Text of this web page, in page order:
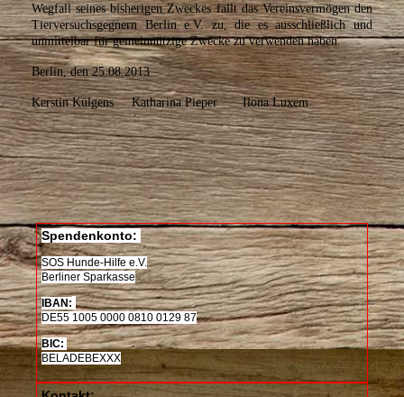
Wegfall seines bisherigen Zweckes fällt das Vereinsvermögen den
Tierversuchsgegnern Berlin e.V. zu, die es ausschließlich und
unmittelbar für gemeinnützige Zwecke zu verwenden haben.
Berlin, den 25.08.2013
Kerstin Külgens Katharina Pieper Ilona Luxem
Spendenkonto:
SOS Hunde-Hilfe e.V.
Berliner Sparkasse
IBAN:
DE55 1005 0000 0810 0129 87
BIC:
BELADEBEXXX